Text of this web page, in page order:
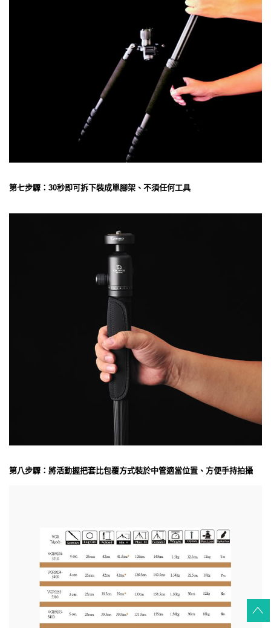
第七步驟：30秒即可拆下裝成單腳架、不須任何工具
第八步驟：將活動握把套比包覆方式裝於中管適當位置、方便手持拍攝